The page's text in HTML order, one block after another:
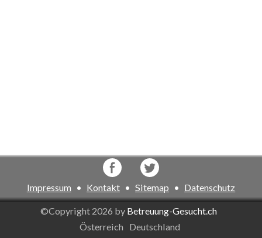
Impressum • Kontakt • Sitemap • Datenschutz
©Copyright 2026 by Betreuung-Gesucht.ch
Österreich
Deutschland